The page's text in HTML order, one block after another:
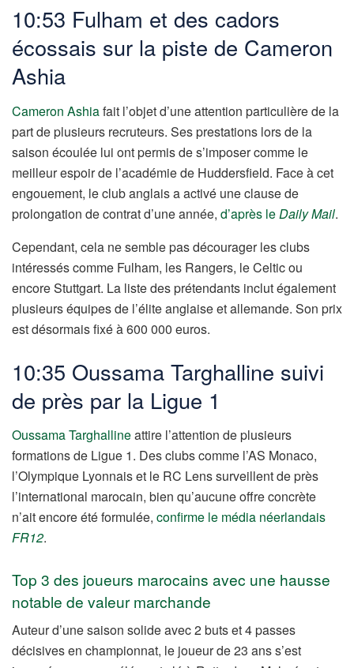
10:53 Fulham et des cadors
écossais sur la piste de Cameron
Ashia
Cameron Ashiafait l’objet d’une attention particulière de la
part de plusieurs recruteurs. Ses prestations lors de la
saison écoulée lui ont permis de s’imposer comme le
meilleur espoir de l’académie de Huddersfield. Face à cet
engouement, le club anglais a activé une clause de
prolongation de contrat d’une année, d’après leDaily Mail.
Cependant, cela ne semble pas décourager les clubs
intéressés comme Fulham, les Rangers, le Celtic ou
encore Stuttgart. La liste des prétendants inclut également
plusieurs équipes de l’élite anglaise et allemande. Son prix
est désormais fixé à 600 000 euros.
10:35 Oussama Targhalline suivi
de près par la Ligue 1
Oussama Targhallineattire l’attention de plusieurs
formations de Ligue 1. Des clubs comme l’AS Monaco,
l’Olympique Lyonnais et le RC Lens surveillent de près
l’international marocain, bien qu’aucune offre concrète
n’ait encore été formulée, confirme le média néerlandais
FR12.
Top 3 des joueurs marocains avec une hausse
notable de valeur marchande
Auteur d’une saison solide avec 2 buts et 4 passes
décisives en championnat, le joueur de 23 ans s’est